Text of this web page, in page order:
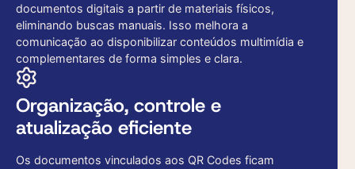
documentos digitais a partir de materiais físicos,
eliminando buscas manuais. Isso melhora a
comunicação ao disponibilizar conteúdos multimídia e
complementares de forma simples e clara.
Organização, controle e
atualização eficiente
Os documentos vinculados aos QR Codes ficam